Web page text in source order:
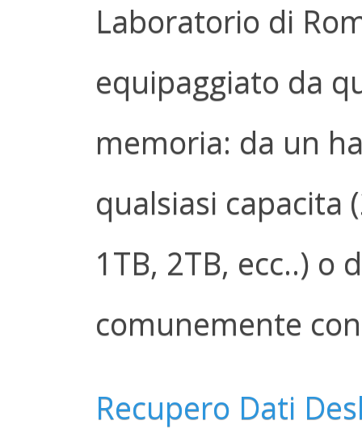
Laboratorio di
equipaggiato da
memoria: da un
qualsiasi capacita
1TB, 2TB, ecc..) o
comunemente
Recupero Dati